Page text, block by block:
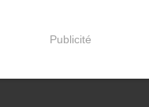
Publicité